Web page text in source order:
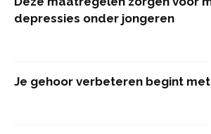
depressies onder jongeren
Je gehoor verbeteren begint